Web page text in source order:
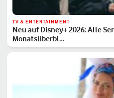
TV & ENTERTAINMENT
Neu auf Disney+ 2026: Alle
Monatsüberbl…